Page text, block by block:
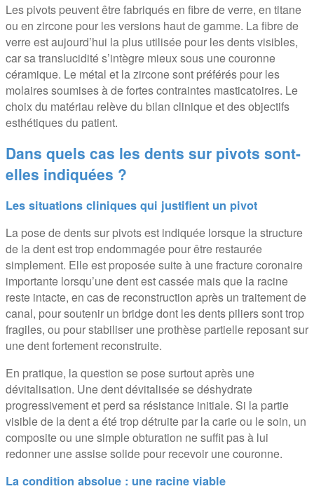
Les pivots peuvent être fabriqués en fibre de verre, en titane
ou en zircone pour les versions haut de gamme. La fibre de
verre est aujourd’hui la plus utilisée pour les dents visibles,
car sa translucidité s’intègre mieux sous une couronne
céramique. Le métal et la zircone sont préférés pour les
molaires soumises à de fortes contraintes masticatoires. Le
choix du matériau relève du bilan clinique et des objectifs
esthétiques du patient.
Dans quels cas les dents sur pivots sont-
elles indiquées ?
Les situations cliniques qui justifient un pivot
La pose de dents sur pivots est indiquée lorsque la structure
de la dent est trop endommagée pour être restaurée
simplement. Elle est proposée suite à une fracture coronaire
importante lorsqu’une dent est cassée mais que la racine
reste intacte, en cas de reconstruction après un traitement de
canal, pour soutenir un bridge dont les dents piliers sont trop
fragiles, ou pour stabiliser une prothèse partielle reposant sur
une dent fortement reconstruite.
En pratique, la question se pose surtout après une
dévitalisation. Une dent dévitalisée se déshydrate
progressivement et perd sa résistance initiale. Si la partie
visible de la dent a été trop détruite par la carie ou le soin, un
composite ou une simple obturation ne suffit pas à lui
redonner une assise solide pour recevoir une couronne.
La condition absolue : une racine viable